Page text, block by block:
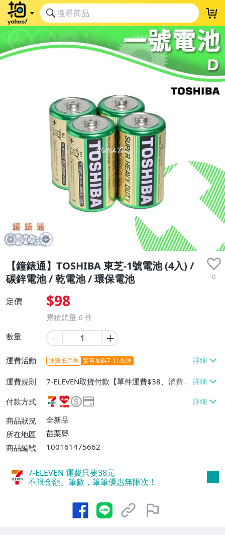
【鐘錶通】TOSHIBA 東芝-1號電池 (4入) /
碳鋅電池 / 乾電池 / 環保電池
0
定價 $98
累積銷量 6 件
數量
運費活動 運費抵用券 驚喜加碼7-11免運
運費規則
7-ELEVEN取貨付款【單件運費$38、消費滿
$600免運費】、萊爾富取貨付款【單件運
費$60】、宅配/貨運【單件運費$40、消費
滿$600免運費】、郵局掛號【單件運費$3
2、消費滿$600免運費】、面交/自取/不寄
付款方式
商品狀況
全新品
所在地區
苗栗縣
商品編號
100161475662
7-ELEVEN 運費只要38元
不限金額、筆數，筆筆優惠無限次！